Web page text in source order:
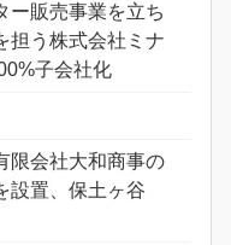
ー販売事業を立ち
担う株式会社ミナ
子会社化
限会社大和商事の
設置、保土ヶ谷